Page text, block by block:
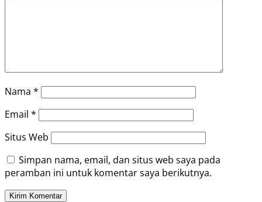
Nama *
Email *
Situs Web
Simpan nama, email, dan situs web saya pada
peramban ini untuk komentar saya berikutnya.